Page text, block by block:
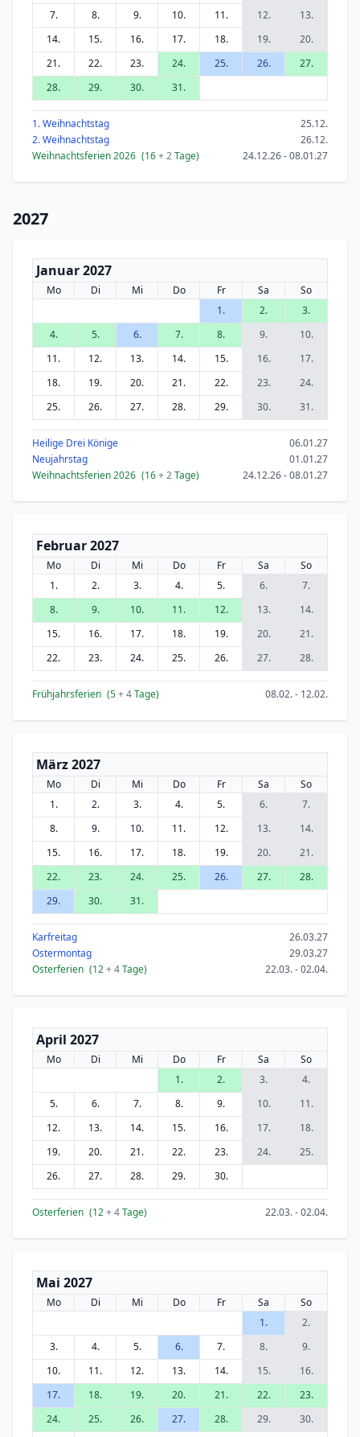
7.
8. 9. 10. 11. 12.
13.
14.
15. 16. 17. 18. 19.
20.
21.
22. 23. 24. 25. 26.
27.
28.
29. 30. 31.
1. Weihnachtstag
25.12.
2. Weihnachtstag
26.12.
Weihnachtsferien 2026 (16+ 2Tage) 24.12.26 - 08.01.27
2027
Januar 2027
Mo Di Mi Do Fr Sa
So
1.
2.
3.
4.
5. 6. 7. 8. 9.
10.
11.
12. 13. 14. 15. 16.
17.
18.
19. 20. 21. 22. 23.
24.
25.
26. 27. 28. 29. 30. 31.
Heilige Drei Könige
06.01.27
Neujahrstag
01.01.27
Weihnachtsferien 2026 (16+ 2Tage) 24.12.26 - 08.01.27
Februar 2027
Mo Di Mi Do Fr Sa
So
1.
2. 3. 4. 5. 6.
7.
8.
9. 10. 11. 12. 13.
14.
15.
16. 17. 18. 19. 20.
21.
22.
23. 24. 25. 26. 27. 28.
Frühjahrsferien (5+ 4Tage) 08.02. - 12.02.
März 2027
Mo Di Mi Do Fr Sa
So
1.
2. 3. 4. 5. 6.
7.
8.
9. 10. 11. 12. 13.
14.
15.
16. 17. 18. 19. 20.
21.
22.
23. 24. 25. 26. 27.
28.
29.
30. 31.
Karfreitag
26.03.27
Ostermontag
29.03.27
Osterferien (12+ 4Tage) 22.03. - 02.04.
April 2027
Mo Di Mi Do Fr Sa
So
1.
2. 3.
4.
5.
6. 7. 8. 9. 10.
11.
12.
13. 14. 15. 16. 17.
18.
19.
20. 21. 22. 23. 24.
25.
26.
27. 28. 29. 30.
Osterferien (12+ 4Tage) 22.03. - 02.04.
Mai 2027
Mo Di Mi Do Fr Sa
So
1.
2.
3.
4. 5. 6. 7. 8.
9.
10.
11. 12. 13. 14. 15.
16.
17.
18. 19. 20. 21. 22.
23.
24.
25. 26. 27. 28. 29.
30.